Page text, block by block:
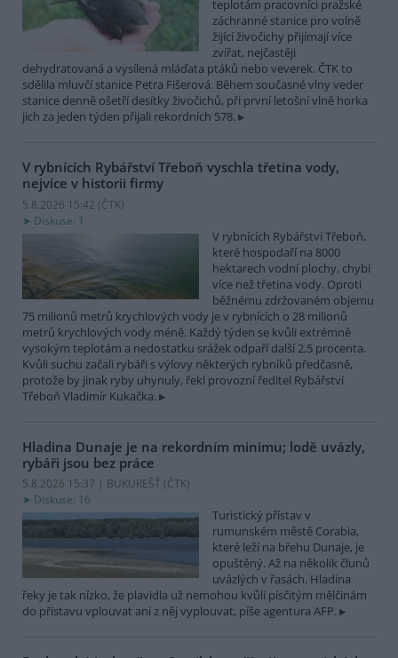
teplotám pracovníci pražské
záchranné stanice pro volně
žijící živočichy přijímají více
zvířat, nejčastěji
dehydratovaná a vysílená mláďata ptáků nebo veverek. ČTK to
sdělila mluvčí stanice Petra Fišerová. Během současné vlny veder
stanice denně ošetří desítky živočichů, při první letošní vlně horka
jich za jeden týden přijali rekordních 578.
V rybnících Rybářství Třeboň vyschla třetina vody,
nejvíce v historii firmy
5.8.2026 15:42 (ČTK)
Diskuse: 1
V rybnících Rybářství Třeboň,
které hospodaří na 8000
hektarech vodní plochy, chybí
více než třetina vody. Oproti
běžnému zdržovaném objemu
75 milionů metrů krychlových vody je v rybnících o 28 milionů
metrů krychlových vody méně. Každý týden se kvůli extrémně
vysokým teplotám a nedostatku srážek odpaří další 2,5 procenta.
Kvůli suchu začali rybáři s výlovy některých rybníků předčasně,
protože by jinak ryby uhynuly, řekl provozní ředitel Rybářství
Třeboň Vladimír Kukačka.
Hladina Dunaje je na rekordním minimu; lodě uvázly,
rybáři jsou bez práce
5.8.2026 15:37 | BUKUREŠŤ (ČTK)
Diskuse: 16
Turistický přístav v
rumunském městě Corabia,
které leží na břehu Dunaje, je
opuštěný. Až na několik člunů
uvázlých v řasách. Hladina
řeky je tak nízko, že plavidla už nemohou kvůli písčitým mělčinám
do přístavu vplouvat ani z něj vyplouvat, píše agentura AFP.